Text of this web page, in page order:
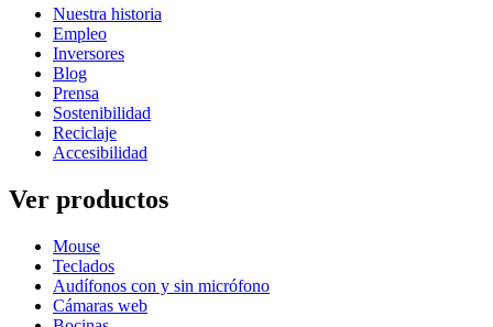
Nuestra historia
Empleo
Inversores
Blog
Prensa
Sostenibilidad
Reciclaje
Accesibilidad
Ver productos
Mouse
Teclados
Audífonos con y sin micrófono
Cámaras web